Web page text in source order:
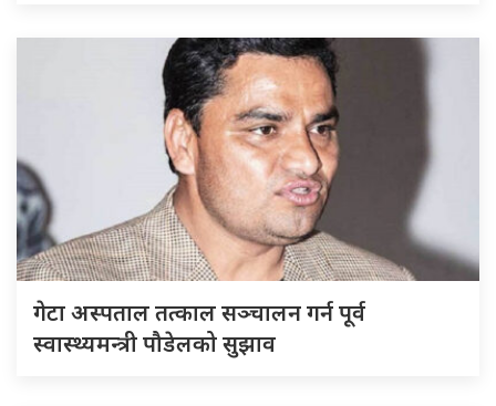
गेटा अस्पताल तत्काल सञ्चालन गर्न पूर्व
स्वास्थ्यमन्त्री पौडेलको सुझाव